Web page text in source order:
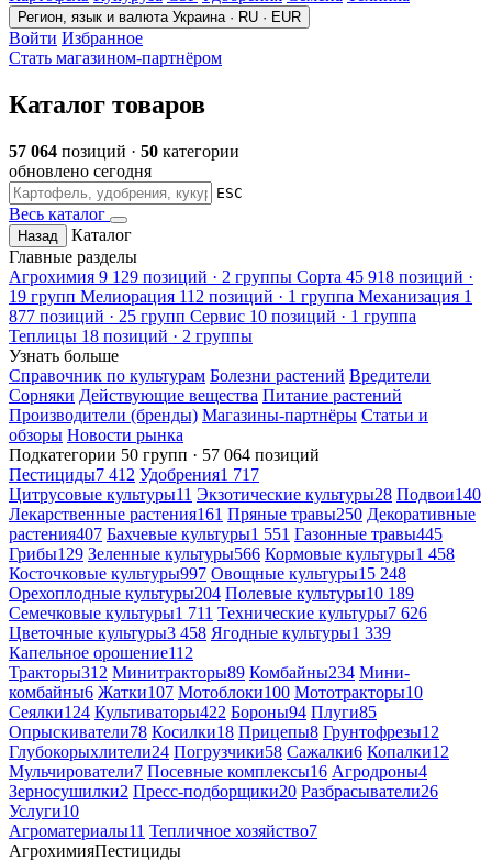
Регион, язык и валюта Украина · RU · EUR
Войти Избранное
Стать магазином-партнёром
Каталог товаров
57 064 позиций · 50 категории
обновлено сегодня
ESC
Весь каталог
Назад
Каталог
Главные разделы
Агрохимия 9 129 позиций · 2 группы Сорта 45 918 позиций ·
19 групп Мелиорация 112 позиций · 1 группа Механизация 1
877 позиций · 25 групп Сервис 10 позиций · 1 группа
Теплицы 18 позиций · 2 группы
Узнать больше
Справочник по культурам Болезни растений Вредители
Сорняки Действующие вещества Питание растений
Производители (бренды) Магазины-партнёры Статьи и
обзоры Новости рынка
Подкатегории 50 групп · 57 064 позиций
Пестициды7 412 Удобрения1 717
Цитрусовые культуры11 Экзотические культуры28 Подвои140
Лекарственные растения161 Пряные травы250 Декоративные
растения407 Бахчевые культуры1 551 Газонные травы445
Грибы129 Зеленные культуры566 Кормовые культуры1 458
Косточковые культуры997 Овощные культуры15 248
Орехоплодные культуры204 Полевые культуры10 189
Семечковые культуры1 711 Технические культуры7 626
Цветочные культуры3 458 Ягодные культуры1 339
Капельное орошение112
Тракторы312 Минитракторы89 Комбайны234 Мини-
комбайны6 Жатки107 Мотоблоки100 Мототракторы10
Сеялки124 Культиваторы422 Бороны94 Плуги85
Опрыскиватели78 Косилки18 Прицепы8 Грунтофрезы12
Глубокорыхлители24 Погрузчики58 Сажалки6 Копалки12
Мульчирователи7 Посевные комплексы16 Агродроны4
Зерносушилки2 Пресс-подборщики20 Разбрасыватели26
Услуги10
Агроматериалы11 Тепличное хозяйство7
АгрохимияПестициды